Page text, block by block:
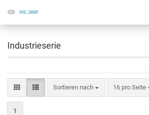
Industrieserie
Sortieren nach 16 pro Seite
1